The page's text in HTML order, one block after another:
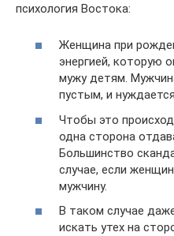
психология Востока:
Женщина при
энергией, которую
мужу детям.
пустым, и
Чтобы это
одна сторона
Большинство
случае, если
мужчину.
В таком случае
искать утех на